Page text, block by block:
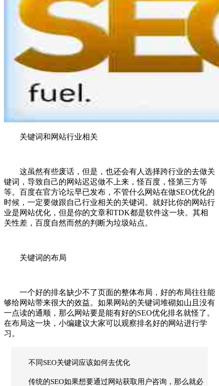
关键词和网站行业相关
这虽然有些废话，但是，也还会有人选择跨行业的去做关
键词，导致自己的网站迟迟做不上来，怪百度，怪第三方等
等。百度在官方论坛早已发布，不管什么网站在做SEO优化的
时候，一定要做跟自己行业相关的关键词。就好比你的网站行
业是网站优化，但是你的文章和TDK都是软件这一块。其相
关性差，百度自然而然的判断为垃圾站点。
关键词的布局
一个好的排名缺少不了页面的整体布局，好的布局往往能
够给网站带来很大的效益。如果网站的关键词堆砌如山且没有
一点读的通顺，那么网站要是能有好的SEO优化排名就怪了。
在布局这一块，小编建议大家可以观察排名好的网站进行学
习。
不同SEO关键词应该如何去优化
传统的SEO如果想要通过网站获取用户咨询，那么就必